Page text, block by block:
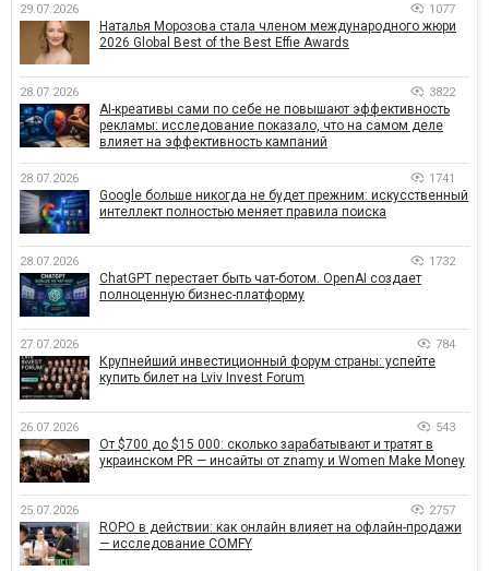
29.07.2026 1077
Наталья Морозова стала членом международного жюри
2026 Global Best of the Best Effie Awards
28.07.2026 3822
AI-креативы сами по себе не повышают эффективность
рекламы: исследование показало, что на самом деле
влияет на эффективность кампаний
28.07.2026 1741
Google больше никогда не будет прежним: искусственный
интеллект полностью меняет правила поиска
28.07.2026 1732
ChatGPT перестает быть чат-ботом. OpenAI создает
полноценную бизнес-платформу
27.07.2026 784
Крупнейший инвестиционный форум страны: успейте
купить билет на Lviv Invest Forum
26.07.2026 543
От $700 до $15 000: сколько зарабатывают и тратят в
украинском PR — инсайты от znamy и Women Make Money
25.07.2026 2757
ROPO в действии: как онлайн влияет на офлайн-продажи
— исследование COMFY